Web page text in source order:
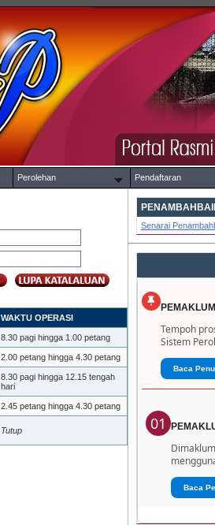
Perolehan Pendaftaran
WAKTU OPERASI
8.30 pagi hingga 1.00 petang
2.00 petang hingga 4.30 petang
8.30 pagi hingga 12.15 tengah
hari
2.45 petang hingga 4.30 petang
Tutup
Senarai
Tempoh
Sistem
Baca
01
Baca